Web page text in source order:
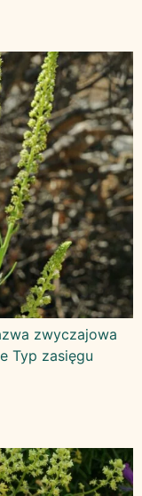
zwyczajowa
Typ zasięgu